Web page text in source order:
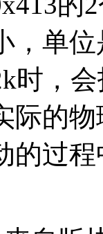
，单
时，
际的
的过